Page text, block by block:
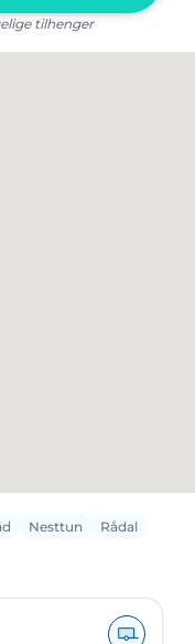
tilhenger
Nesttun
Rådal